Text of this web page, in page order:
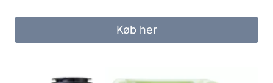
Køb her